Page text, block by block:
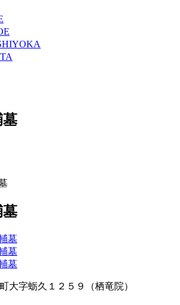
墓
墓
大字蛎久１２５９（栖竜院）